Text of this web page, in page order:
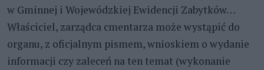
w Gminnej i Wojewódzkiej Ewidencji Zabytków…
Właściciel, zarządca cmentarza może wystąpić do
organu, z oficjalnym pismem, wnioskiem o wydanie
informacji czy zaleceń na ten temat (wykonanie